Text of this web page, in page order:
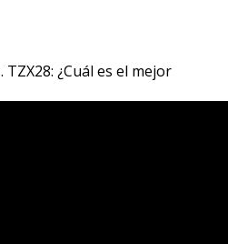
TZX28: ¿Cuál es el mejor